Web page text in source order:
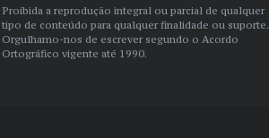
Proibida a reprodução integral ou parcial de qualquer
tipo de conteúdo para qualquer finalidade ou suporte.
Orgulhamo-nos de escrever segundo o Acordo
Ortográfico vigente até 1990.